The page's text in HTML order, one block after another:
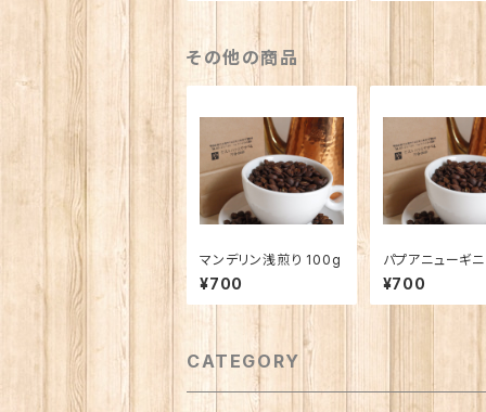
その他の商品
マンデリン浅煎り 100g
¥700
パプアニューギ
り 100g
¥700
CATEGORY